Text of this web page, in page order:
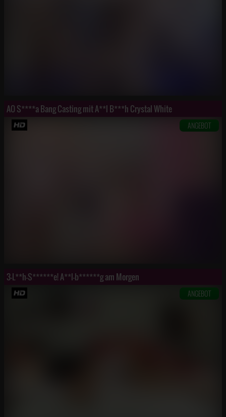
AO S****a Bang Casting mit A**l B***h Crystal White
ANGEBOT
3-L**h-S******e! A**l-b******g am Morgen
ANGEBOT